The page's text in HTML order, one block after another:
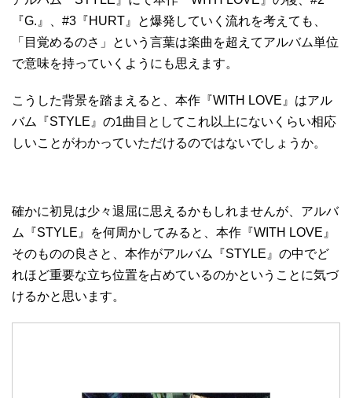
『G.』、#3『HURT』と爆発していく流れを考えても、
「目覚めるのさ」という言葉は楽曲を超えてアルバム単位
で意味を持っていくようにも思えます。
こうした背景を踏まえると、本作『WITH LOVE』はアル
バム『STYLE』の1曲目としてこれ以上にないくらい相応
しいことがわかっていただけるのではないでしょうか。
確かに初見は少々退屈に思えるかもしれませんが、アルバ
ム『STYLE』を何周かしてみると、本作『WITH LOVE』
そのものの良さと、本作がアルバム『STYLE』の中でど
れほど重要な立ち位置を占めているのかということに気づ
けるかと思います。